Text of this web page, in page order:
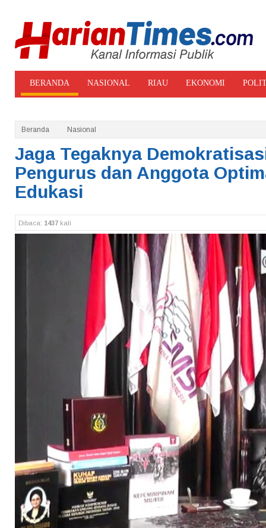
BERANDA NASIONAL RIAU EKONOMI
Beranda Nasional
Jaga Tegaknya
Pengurus dan Anggota
Edukasi
Dibaca: 1437 kali